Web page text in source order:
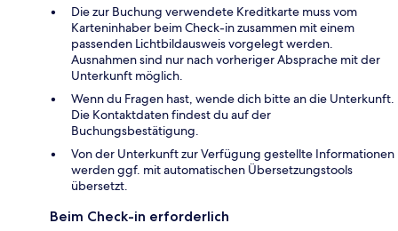
Die zur Buchung verwendete Kreditkarte muss vom
Karteninhaber beim Check-in zusammen mit einem
passenden Lichtbildausweis vorgelegt werden.
Ausnahmen sind nur nach vorheriger Absprache mit der
Unterkunft möglich.
Wenn du Fragen hast, wende dich bitte an die Unterkunft.
Die Kontaktdaten findest du auf der
Buchungsbestätigung.
Von der Unterkunft zur Verfügung gestellte Informationen
werden ggf. mit automatischen Übersetzungstools
übersetzt.
Beim Check-in erforderlich